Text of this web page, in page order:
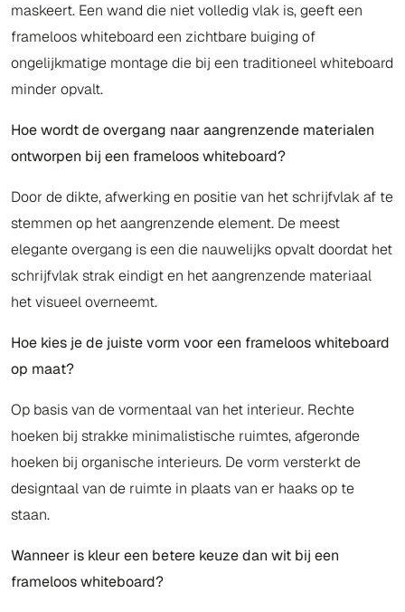
maskeert. Een wand die niet volledig vlak is, geeft een
frameloos whiteboard een zichtbare buiging of
ongelijkmatige montage die bij een traditioneel whiteboard
minder opvalt.
Hoe wordt de overgang naar aangrenzende materialen
ontworpen bij een frameloos whiteboard?
Door de dikte, afwerking en positie van het schrijfvlak af te
stemmen op het aangrenzende element. De meest
elegante overgang is een die nauwelijks opvalt doordat het
schrijfvlak strak eindigt en het aangrenzende materiaal
het visueel overneemt.
Hoe kies je de juiste vorm voor een frameloos whiteboard
op maat?
Op basis van de vormentaal van het interieur. Rechte
hoeken bij strakke minimalistische ruimtes, afgeronde
hoeken bij organische interieurs. De vorm versterkt de
designtaal van de ruimte in plaats van er haaks op te
staan.
Wanneer is kleur een betere keuze dan wit bij een
frameloos whiteboard?